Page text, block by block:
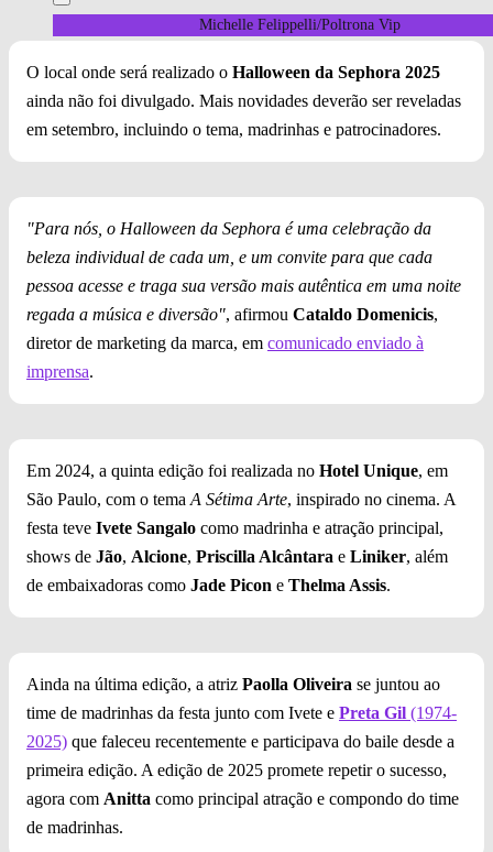
Michelle Felippelli/Poltrona Vip
O local onde será realizado o Halloween da Sephora 2025
ainda não foi divulgado. Mais novidades deverão ser reveladas
em setembro, incluindo o tema, madrinhas e patrocinadores.
"Para nós, o Halloween da Sephora é uma celebração da
beleza individual de cada um, e um convite para que cada
pessoa acesse e traga sua versão mais autêntica em uma noite
regada a música e diversão", afirmou Cataldo Domenicis,
diretor de marketing da marca, em comunicado enviado à
imprensa.
Em 2024, a quinta edição foi realizada no Hotel Unique, em
São Paulo, com o tema A Sétima Arte, inspirado no cinema. A
festa teve Ivete Sangalo como madrinha e atração principal,
shows de Jão, Alcione, Priscilla Alcântara e Liniker, além
de embaixadoras como Jade Picon e Thelma Assis.
Ainda na última edição, a atriz Paolla Oliveira se juntou ao
time de madrinhas da festa junto com Ivete e Preta Gil (1974-
2025) que faleceu recentemente e participava do baile desde a
primeira edição. A edição de 2025 promete repetir o sucesso,
agora com Anitta como principal atração e compondo do time
de madrinhas.